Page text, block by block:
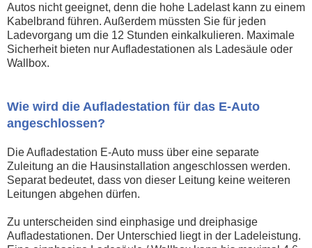
Autos nicht geeignet, denn die hohe Ladelast kann zu einem
Kabelbrand führen. Außerdem müssten Sie für jeden
Ladevorgang um die 12 Stunden einkalkulieren. Maximale
Sicherheit bieten nur Aufladestationen als Ladesäule oder
Wallbox.
Wie wird die Aufladestation für das E-Auto
angeschlossen?
Die Aufladestation E-Auto muss über eine separate
Zuleitung an die Hausinstallation angeschlossen werden.
Separat bedeutet, dass von dieser Leitung keine weiteren
Leitungen abgehen dürfen.
Zu unterscheiden sind einphasige und dreiphasige
Aufladestationen. Der Unterschied liegt in der Ladeleistung.